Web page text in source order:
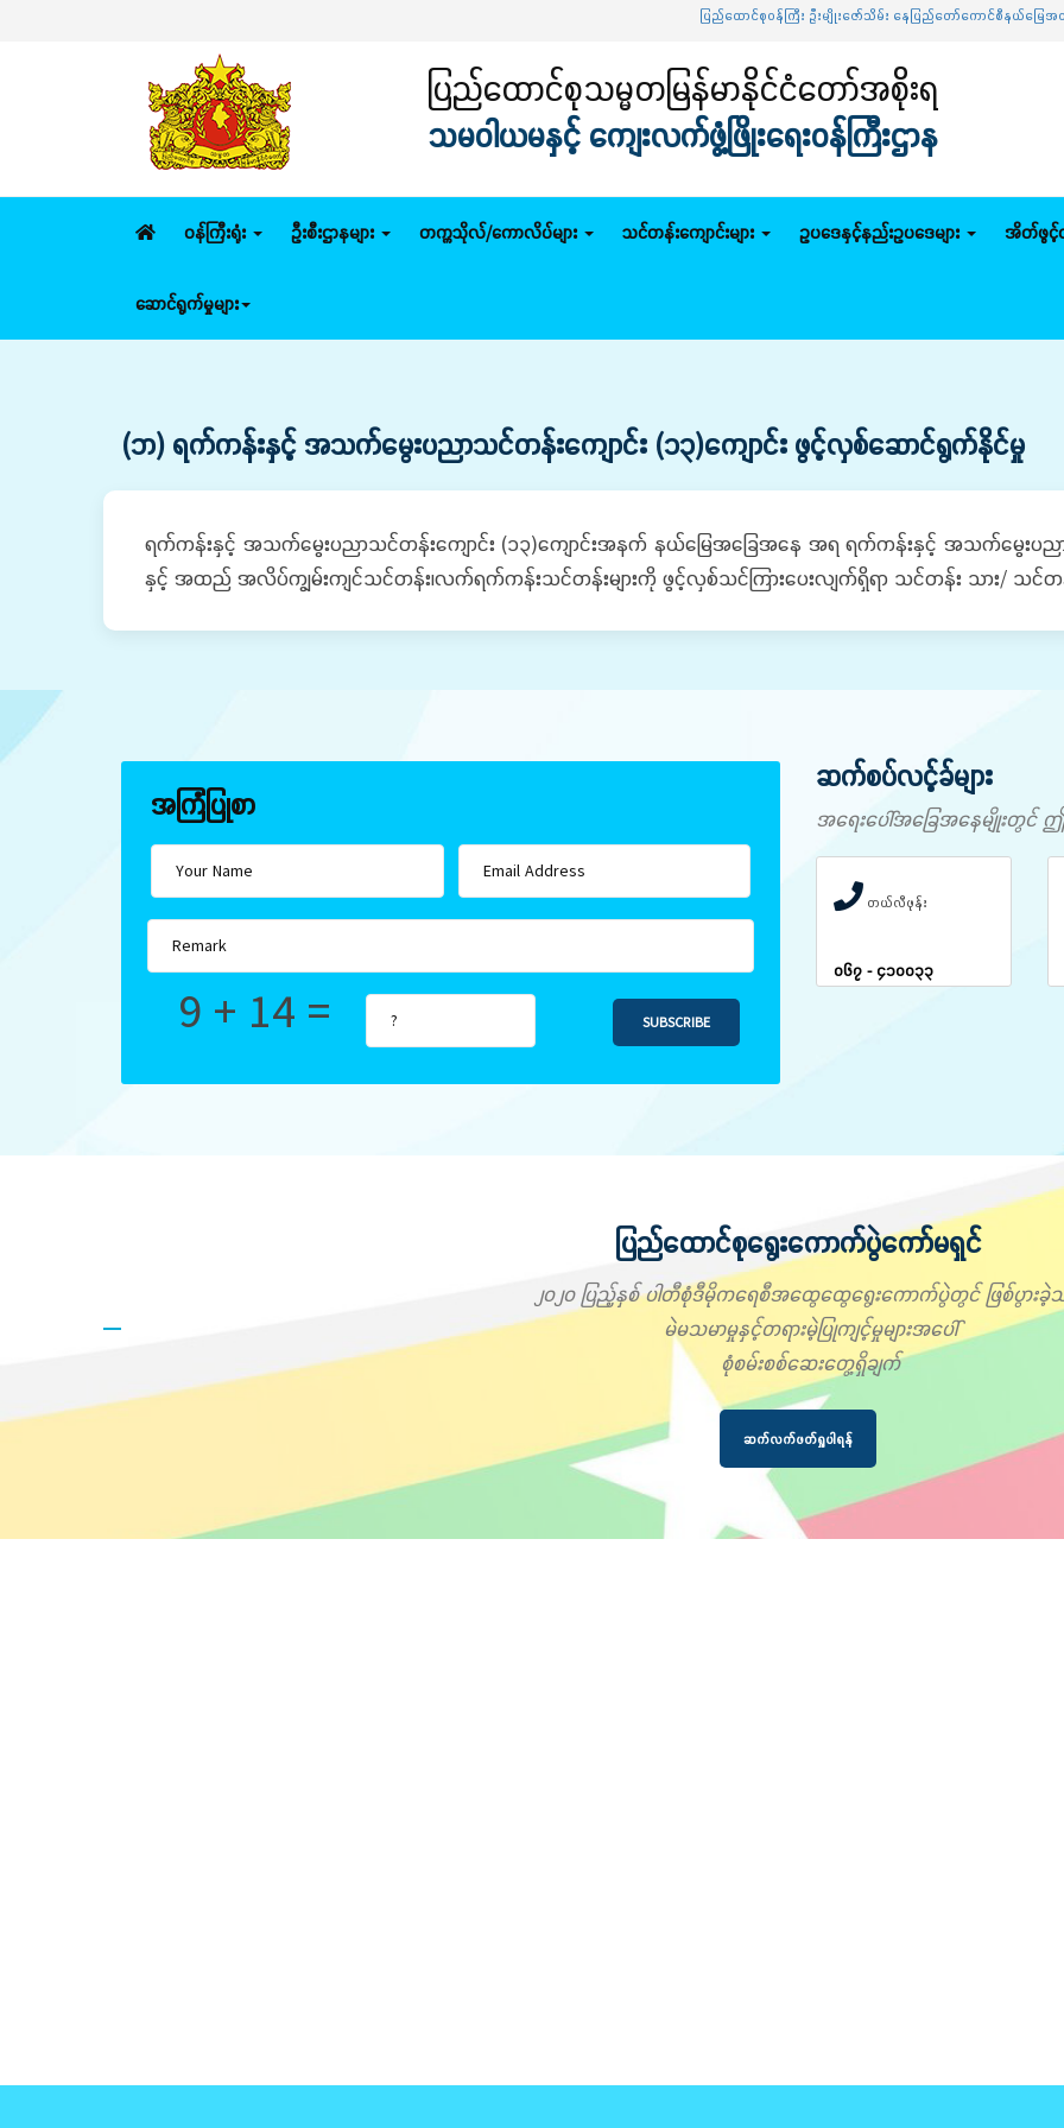
ပြည်ထောင်စုဝန်ကြီး ဦးမျိုးဇော်သိမ်း နေပြည်တော်ကောင်စီနယ်မြေအတွင်း
ပြည်ထောင်စုသမ္မတမြန်မာနိုင်ငံတော်အစိုးရ
သမဝါယမနှင့် ကျေးလက်ဖွံ့ဖြိုးရေးဝန်ကြီးဌာန
ဝန်ကြီးရုံး ဦးစီးဌာနများ တက္ကသိုလ်/ကောလိပ်များ သင်တန်းကျောင်းများ ဥပဒေနှင့်နည်းဥပဒေများ အိတ်ဖွင့်တ
ဆောင်ရွက်မှုများ
(ဘ) ရက်ကန်းနှင့် အသက်မွေးပညာသင်တန်းကျောင်း (၁၃)ကျောင်း ဖွင့်လှစ်ဆောင်ရွက်နိုင်မှု
ရက်ကန်းနှင့် အသက်မွေးပညာသင်တန်းကျောင်း (၁၃)ကျောင်းအနက် နယ်မြေအခြေအနေ အရ ရက်ကန်းနှင့် အသက်မွေးပညာသ
နှင့် အထည် အလိပ်ကျွမ်းကျင်သင်တန်း၊လက်ရက်ကန်းသင်တန်းများကို ဖွင့်လှစ်သင်ကြားပေးလျက်ရှိရာ သင်တန်း သား/ သင်တ
အကြံပြုစာ
9 + 14 = SUBSCRIBE
ဆက်စပ်လင့်ခ်များ
အရေးပေါ်အခြေအနေမျိုးတွင် ဤ
တယ်လီဖုန်း
၀၆၇ - ၄၁၀၀၃၃
ပြည်ထောင်စုရွေးကောက်ပွဲကော်မရှင်
၂၀၂၀ ပြည့်နှစ် ပါတီစုံဒီမိုကရေစီအထွေထွေရွေးကောက်ပွဲတွင် ဖြစ်ပွား
မဲမသမာမှုနှင့်တရားမဲ့ပြုကျင့်မှုများအပေါ်
စုံစမ်းစစ်ဆေးတွေ့ရှိချက်
ဆက်လက်ဖတ်ရှုပါရန်